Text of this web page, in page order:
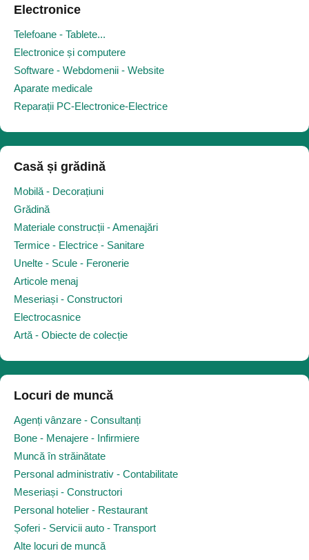
Electronice
Telefoane - Tablete...
Electronice și computere
Software - Webdomenii - Website
Aparate medicale
Reparații PC-Electronice-Electrice
Casă și grădină
Mobilă - Decorațiuni
Grădină
Materiale construcții - Amenajări
Termice - Electrice - Sanitare
Unelte - Scule - Feronerie
Articole menaj
Meseriași - Constructori
Electrocasnice
Artă - Obiecte de colecție
Locuri de muncă
Agenți vânzare - Consultanți
Bone - Menajere - Infirmiere
Muncă în străinătate
Personal administrativ - Contabilitate
Meseriași - Constructori
Personal hotelier - Restaurant
Șoferi - Servicii auto - Transport
Alte locuri de muncă